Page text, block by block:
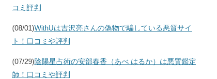
コミ評判
(08/01)WithUは吉沢亮さんの偽物で騙している悪質サイ
ト！口コミや評判
(07/29)陰陽星占術の安部春香（あべ はるか）は悪質鑑定
師！口コミや評判